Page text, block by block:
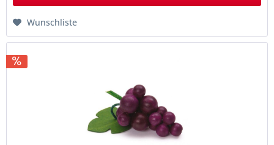
Wunschliste